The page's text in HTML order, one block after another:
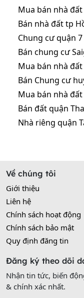
Mua bán nhà đất
Bán nhà đất tp
Chung cư quận 7
Bán chung cư
Mua bán nhà
Bán Chung cư
Mua bán nhà
Bán đất quận
Nhà riêng quận
Về chúng tôi
Giới thiệu
Liên hệ
Chính sách hoạt động
Chính sách bảo mật
Quy định đăng tin
Đăng ký theo dõi
Nhận tin tức, biến
& chính xác nhất.